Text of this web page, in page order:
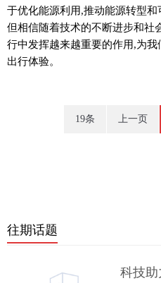
于优化能源利用,推动能源转型
但相信随着技术的不断进步和社
行中发挥越来越重要的作用,为
出行体验。
19条 上一页
往期话题
科技